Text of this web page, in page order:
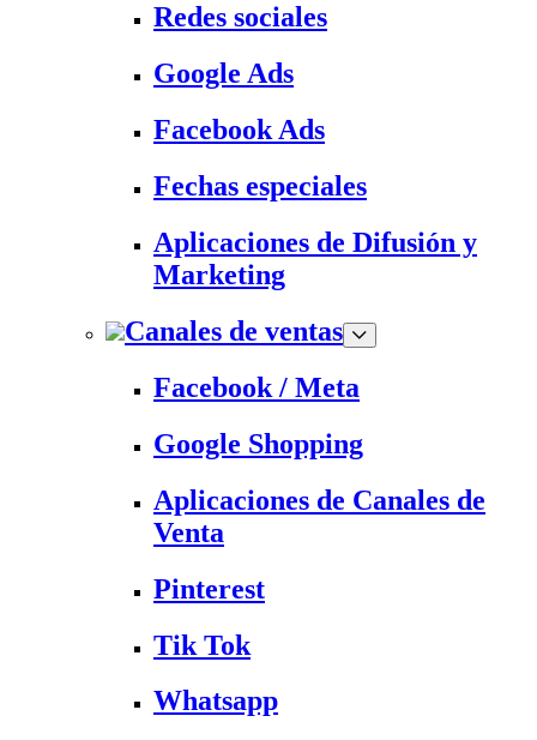
Redes sociales
Google Ads
Facebook Ads
Fechas especiales
Aplicaciones de Difusión y
Marketing
Canales de ventas
Facebook / Meta
Google Shopping
Aplicaciones de Canales de
Venta
Pinterest
Tik Tok
Whatsapp